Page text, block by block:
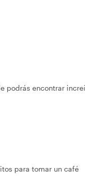
podrás encontrar
para tomar un café